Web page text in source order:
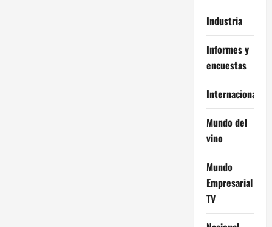
Industria
Informes y
encuestas
Internacional
Mundo del
vino
Mundo
Empresarial
TV